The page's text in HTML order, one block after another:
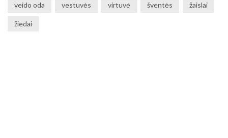
veido oda vestuvės virtuvė šventės žaislai
žiedai